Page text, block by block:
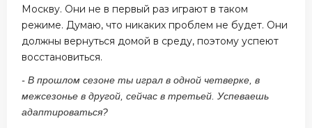
Москву. Они не в первый раз играют в таком
режиме. Думаю, что никаких проблем не будет. Они
должны вернуться домой в среду, поэтому успеют
восстановиться.
- В прошлом сезоне ты играл в одной четверке, в
межсезонье в другой, сейчас в третьей. Успеваешь
адаптироваться?